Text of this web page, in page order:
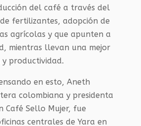
del café a través del
fertilizantes, adopción de
agrícolas y que apunten a
mientras llevan una mejor
productividad.
en esto, Aneth
colombiana y presidenta
Café Sello Mujer, fue
centrales de Yara en